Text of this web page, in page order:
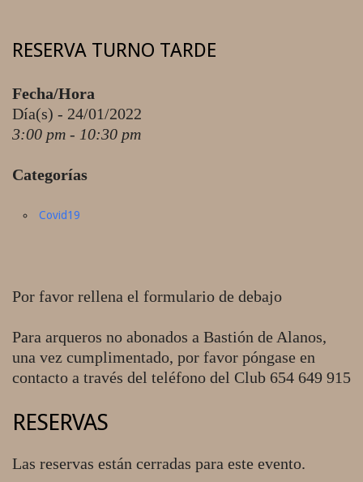
RESERVA TURNO TARDE
Fecha/Hora
Día(s) - 24/01/2022
3:00 pm - 10:30 pm
Categorías
Covid19
Por favor rellena el formulario de debajo
Para arqueros no abonados a Bastión de Alanos,
una vez cumplimentado, por favor póngase en
contacto a través del teléfono del Club 654 649 915
RESERVAS
Las reservas están cerradas para este evento.